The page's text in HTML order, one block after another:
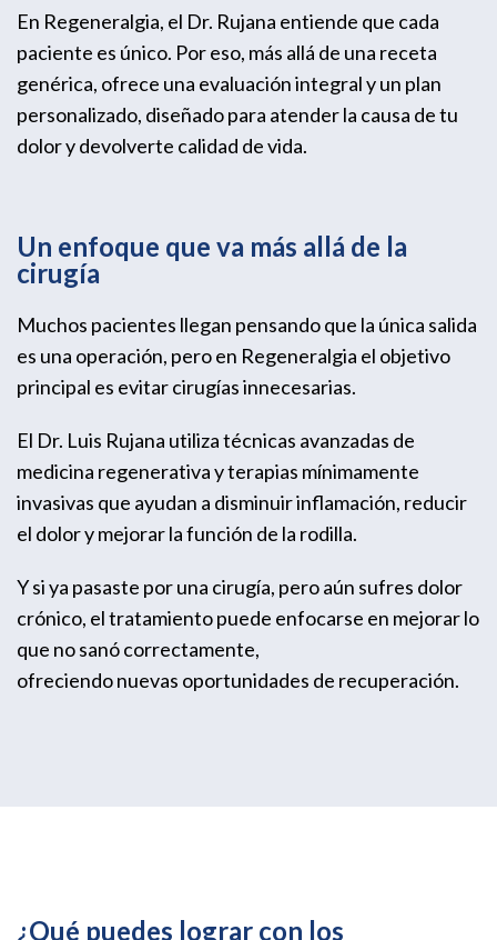
En Regeneralgia, el Dr. Rujana entiende que cada
paciente es único. Por eso, más allá de una receta
genérica, ofrece una evaluación integral y un plan
personalizado, diseñado para atender la causa de tu
dolor y devolverte calidad de vida.
Un enfoque que va más allá de la
cirugía
Muchos pacientes llegan pensando que la única salida
es una operación, pero en Regeneralgia el objetivo
principal es evitar cirugías innecesarias.
El Dr. Luis Rujana utiliza técnicas avanzadas de
medicina regenerativa y terapias mínimamente
invasivas que ayudan a disminuir inflamación, reducir
el dolor y mejorar la función de la rodilla.
Y si ya pasaste por una cirugía, pero aún sufres dolor
crónico, el tratamiento puede enfocarse en mejorar lo
que no sanó correctamente,
ofreciendo nuevas oportunidades de recuperación.
¿Qué puedes lograr con los